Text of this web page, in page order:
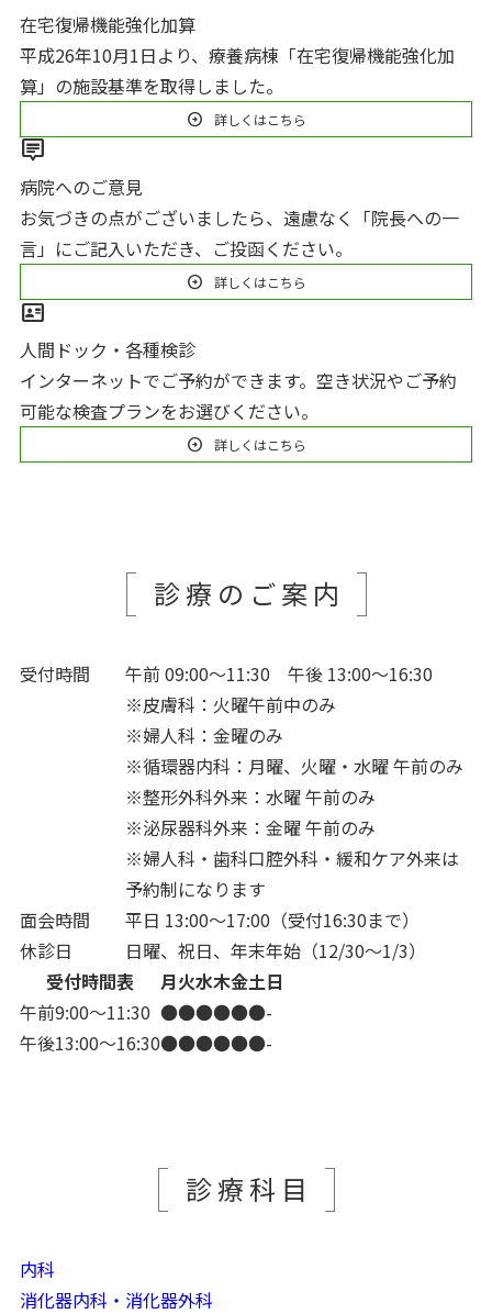
在宅復帰機能強化加算
平成26年10月1日より、療養病棟「在宅復帰機能強化加
算」の施設基準を取得しました。
arrow_circle_right 詳しくはこちら
tooltip_2
病院へのご意見
お気づきの点がございましたら、遠慮なく「院長への一
言」にご記入いただき、ご投函ください。
arrow_circle_right 詳しくはこちら
id_card
人間ドック・各種検診
インターネットでご予約ができます。空き状況やご予約
可能な検査プランをお選びください。
arrow_circle_right 詳しくはこちら
診療のご案内
受付時間
午前 09:00～11:30 午後 13:00～16:30
※皮膚科：火曜午前中のみ
※婦人科：金曜のみ
※循環器内科：月曜、火曜・水曜 午前のみ
※整形外科外来：水曜 午前のみ
※泌尿器科外来：金曜 午前のみ
※婦人科・歯科口腔外科・緩和ケア外来は
予約制になります
面会時間
平日 13:00～17:00（受付16:30まで）
休診日
日曜、祝日、年末年始（12/30～1/3）
受付時間表
月火水木金土日
午前9:00～11:30 ●●●●●●-
午後13:00～16:30●●●●●●-
診療科目
内科
消化器内科・消化器外科